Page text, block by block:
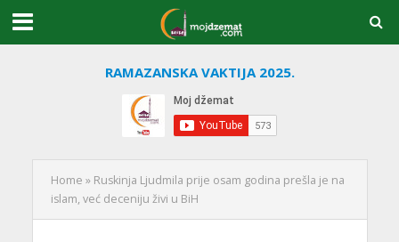
RAMAZANSKA VAKTIJA 2025.
Home » Ruskinja Ljudmila prije osam godina prešla je na
islam, već deceniju živi u BiH